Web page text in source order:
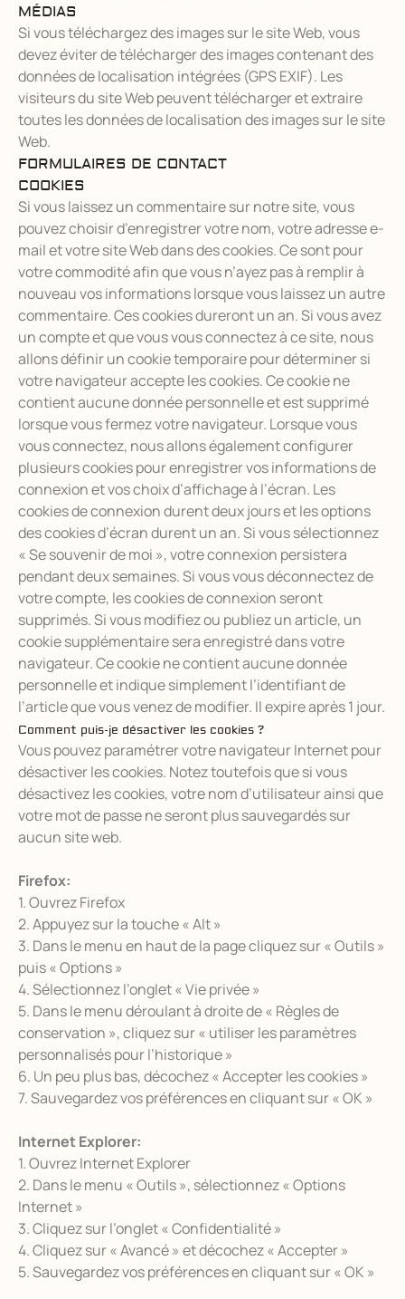
MÉDIAS
Si vous téléchargez des images sur le site Web, vous
devez éviter de télécharger des images contenant des
données de localisation intégrées (GPS EXIF). Les
visiteurs du site Web peuvent télécharger et extraire
toutes les données de localisation des images sur le site
Web.
FORMULAIRES DE CONTACT
COOKIES
Si vous laissez un commentaire sur notre site, vous
pouvez choisir d’enregistrer votre nom, votre adresse e-
mail et votre site Web dans des cookies. Ce sont pour
votre commodité afin que vous n’ayez pas à remplir à
nouveau vos informations lorsque vous laissez un autre
commentaire. Ces cookies dureront un an. Si vous avez
un compte et que vous vous connectez à ce site, nous
allons définir un cookie temporaire pour déterminer si
votre navigateur accepte les cookies. Ce cookie ne
contient aucune donnée personnelle et est supprimé
lorsque vous fermez votre navigateur. Lorsque vous
vous connectez, nous allons également configurer
plusieurs cookies pour enregistrer vos informations de
connexion et vos choix d’affichage à l’écran. Les
cookies de connexion durent deux jours et les options
des cookies d’écran durent un an. Si vous sélectionnez
« Se souvenir de moi », votre connexion persistera
pendant deux semaines. Si vous vous déconnectez de
votre compte, les cookies de connexion seront
supprimés. Si vous modifiez ou publiez un article, un
cookie supplémentaire sera enregistré dans votre
navigateur. Ce cookie ne contient aucune donnée
personnelle et indique simplement l’identifiant de
l’article que vous venez de modifier. Il expire après 1 jour.
Comment puis-je désactiver les cookies ?
Vous pouvez paramétrer votre navigateur Internet pour
désactiver les cookies. Notez toutefois que si vous
désactivez les cookies, votre nom d’utilisateur ainsi que
votre mot de passe ne seront plus sauvegardés sur
aucun site web.
Firefox:
1. Ouvrez Firefox
2. Appuyez sur la touche « Alt »
3. Dans le menu en haut de la page cliquez sur « Outils »
puis « Options »
4. Sélectionnez l’onglet « Vie privée »
5. Dans le menu déroulant à droite de « Règles de
conservation », cliquez sur « utiliser les paramètres
personnalisés pour l’historique »
6. Un peu plus bas, décochez « Accepter les cookies »
7. Sauvegardez vos préférences en cliquant sur « OK »
Internet Explorer:
1. Ouvrez Internet Explorer
2. Dans le menu « Outils », sélectionnez « Options
Internet »
3. Cliquez sur l’onglet « Confidentialité »
4. Cliquez sur « Avancé » et décochez « Accepter »
5. Sauvegardez vos préférences en cliquant sur « OK »